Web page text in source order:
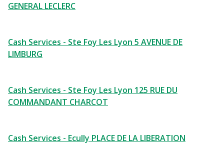
GENERAL LECLERC
Cash Services - Ste Foy Les Lyon 5 AVENUE DE
LIMBURG
Cash Services - Ste Foy Les Lyon 125 RUE DU
COMMANDANT CHARCOT
Cash Services - Ecully PLACE DE LA LIBERATION